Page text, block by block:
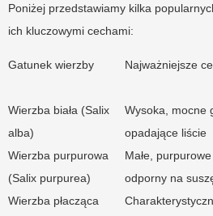
Poniżej przedstawiamy kilka
ich kluczowymi cechami:
Gatunek wierzby Najważniejsze
Wierzba biała (Salix
alba)
Wysoka, mocne
opadające liście
Wierzba purpurowa
(Salix purpurea)
Małe,
odporny na
Wierzba płacząca